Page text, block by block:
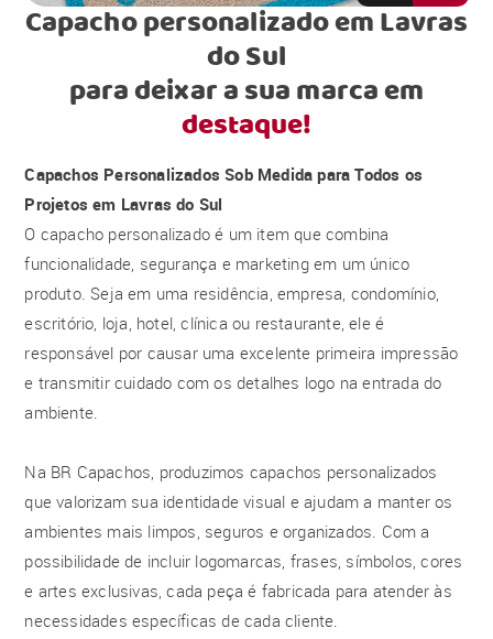
Capacho personalizado em Lavras
do Sul
para deixar a sua marca em
destaque!
Capachos Personalizados Sob Medida para Todos os
Projetos em Lavras do Sul
O capacho personalizado é um item que combina
funcionalidade, segurança e marketing em um único
produto. Seja em uma residência, empresa, condomínio,
escritório, loja, hotel, clínica ou restaurante, ele é
responsável por causar uma excelente primeira impressão
e transmitir cuidado com os detalhes logo na entrada do
ambiente.
Na BR Capachos, produzimos capachos personalizados
que valorizam sua identidade visual e ajudam a manter os
ambientes mais limpos, seguros e organizados. Com a
possibilidade de incluir logomarcas, frases, símbolos, cores
e artes exclusivas, cada peça é fabricada para atender às
necessidades específicas de cada cliente.